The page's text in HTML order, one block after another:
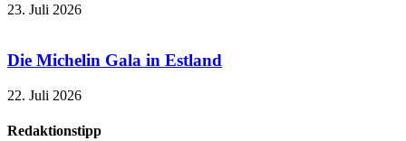
23. Juli 2026
Die Michelin Gala in Estland
22. Juli 2026
Redaktionstipp